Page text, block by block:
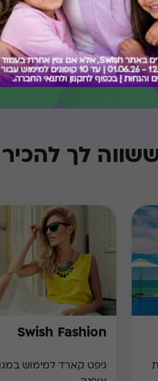
מתנה כזו?
יתרה בכרטיס
לך להכיר
Swish Fashion
גיפט קארד למימוש